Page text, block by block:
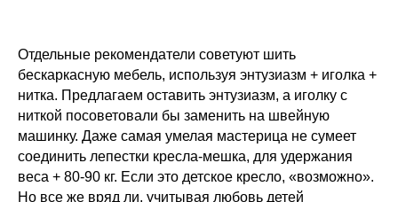
Отдельные рекомендатели советуют шить
бескаркасную мебель, используя энтузиазм + иголка +
нитка. Предлагаем оставить энтузиазм, а иголку с
ниткой посоветовали бы заменить на швейную
машинку. Даже самая умелая мастерица не сумеет
соединить лепестки кресла-мешка, для удержания
веса + 80-90 кг. Если это детское кресло, «возможно».
Но все же вряд ли, учитывая любовь детей